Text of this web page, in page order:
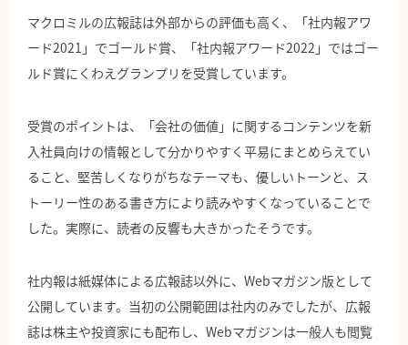
マクロミルの広報誌は外部からの評価も高く、「社内報アワ
ード2021」でゴールド賞、「社内報アワード2022」ではゴー
ルド賞にくわえグランプリを受賞しています。
受賞のポイントは、「会社の価値」に関するコンテンツを新
入社員向けの情報として分かりやすく平易にまとめらえてい
ること、堅苦しくなりがちなテーマも、優しいトーンと、ス
トーリー性のある書き方により読みやすくなっていることで
した。実際に、読者の反響も大きかったそうです。
社内報は紙媒体による広報誌以外に、Webマガジン版として
公開しています。当初の公開範囲は社内のみでしたが、広報
誌は株主や投資家にも配布し、Webマガジンは一般人も閲覧